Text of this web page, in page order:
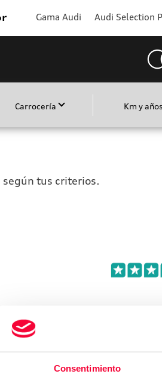
Consentimiento
Gama Audi Audi Selection
Carrocería Km y años
según tus criterios.
ponerse en contacto con